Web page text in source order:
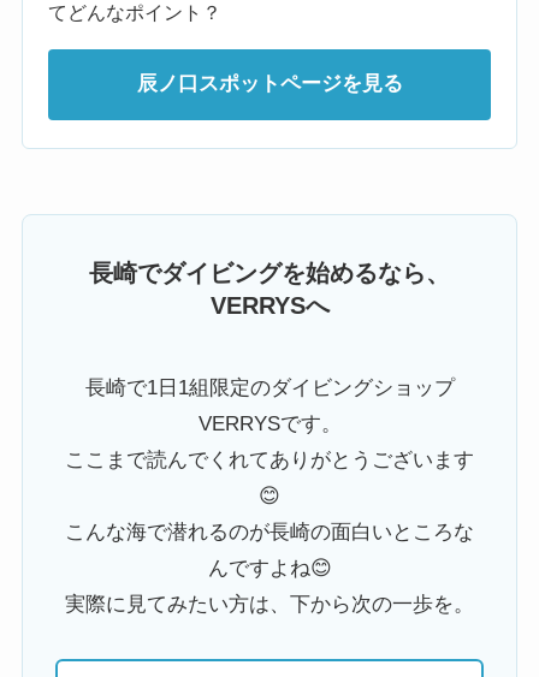
てどんなポイント？
辰ノ口スポットページを見る
長崎でダイビングを始めるなら、
VERRYSへ
長崎で1日1組限定のダイビングショップ
VERRYSです。
ここまで読んでくれてありがとうございます
😊
こんな海で潜れるのが長崎の面白いところな
んですよね😊
実際に見てみたい方は、下から次の一歩を。